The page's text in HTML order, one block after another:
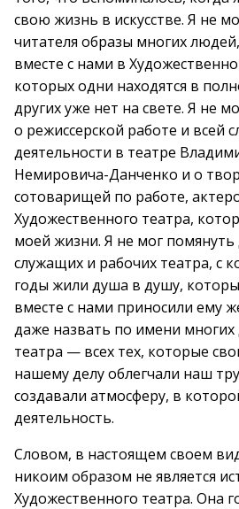
свою жизнь в искусстве. Я не
читателя образы многих
вместе с нами в
которых одни находятся в
других уже нет на свете. Я не
о режиссерской работе и всей
деятельности в театре
Немировича-Данченко и о
сотоварищей по работе,
Художественного театра,
моей жизни. Я не мог помянуть
служащих и рабочих театра, с
годы жили душа в душу,
вместе с нами приносили ему
даже назвать по имени многих
театра — всех тех, которые
нашему делу облегчали наш
создавали атмосферу, в
деятельность.
Словом, в настоящем своем
никоим образом не является
Художественного театра. Она